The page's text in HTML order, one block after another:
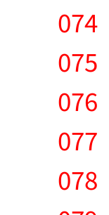
074
075
076
077
078